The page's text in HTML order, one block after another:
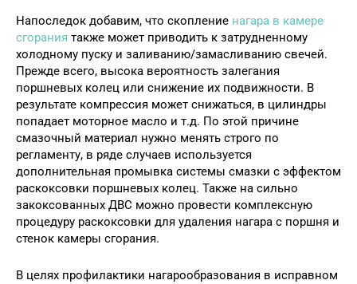
Напоследок добавим, что скопление нагара в камере
сгорания также может приводить к затрудненному
холодному пуску и заливанию/замасливанию свечей.
Прежде всего, высока вероятность залегания
поршневых колец или снижение их подвижности. В
результате компрессия может снижаться, в цилиндры
попадает моторное масло и т.д. По этой причине
смазочный материал нужно менять строго по
регламенту, в ряде случаев используется
дополнительная промывка системы смазки с эффектом
раскоксовки поршневых колец. Также на сильно
закоксованных ДВС можно провести комплексную
процедуру раскоксовки для удаления нагара с поршня и
стенок камеры сгорания.
В целях профилактики нагарообразования в исправном